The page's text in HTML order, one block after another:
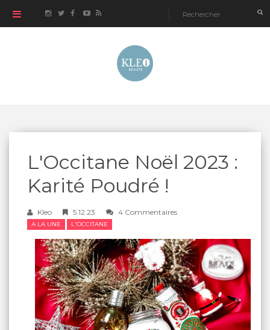
L'Occitane Noël 2023 :
Karité Poudré !
Kleo 5.12.23 4 Commentaires
A LA UNE L'OCCITANE